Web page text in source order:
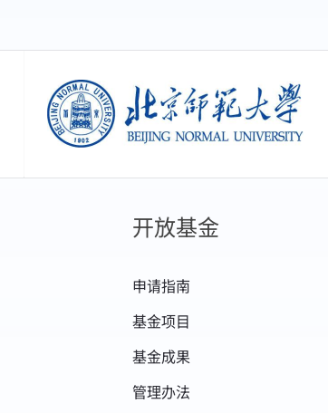
北京师范大学
开放基金
申请指南
基金项目
基金成果
管理办法